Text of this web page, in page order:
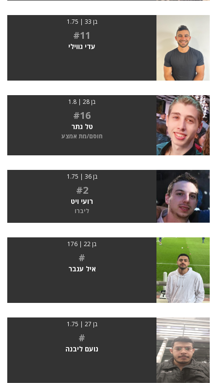
בן 33 | 1.75
#11
עדי גווילי
בן 28 | 1.8
#16
טל גתר
חוסם/מת אמצע
בן 36 | 1.75
#2
רועי ויט
ליברו
בן 22 | 176
#
איל ענבר
בן 27 | 1.75
#
נועם ליבנה